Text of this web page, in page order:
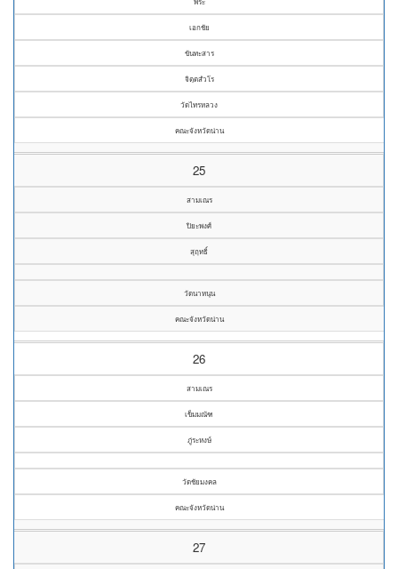
เอกชัย
ขันทะสาร
จิตฺตสํวโร
วัดไทรหลวง
คณะจังหวัดน่าน
25
สามเณร
ปิยะพงศ์
สุฤทธิ์
วัดนาหนุน
คณะจังหวัดน่าน
26
สามเณร
เข็มมณัฑ
ภู่ระหงษ์
วัดชัยมงคล
คณะจังหวัดน่าน
27